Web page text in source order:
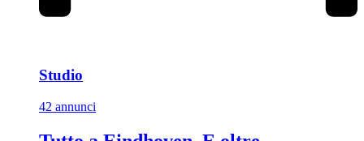
Studio
42 annunci